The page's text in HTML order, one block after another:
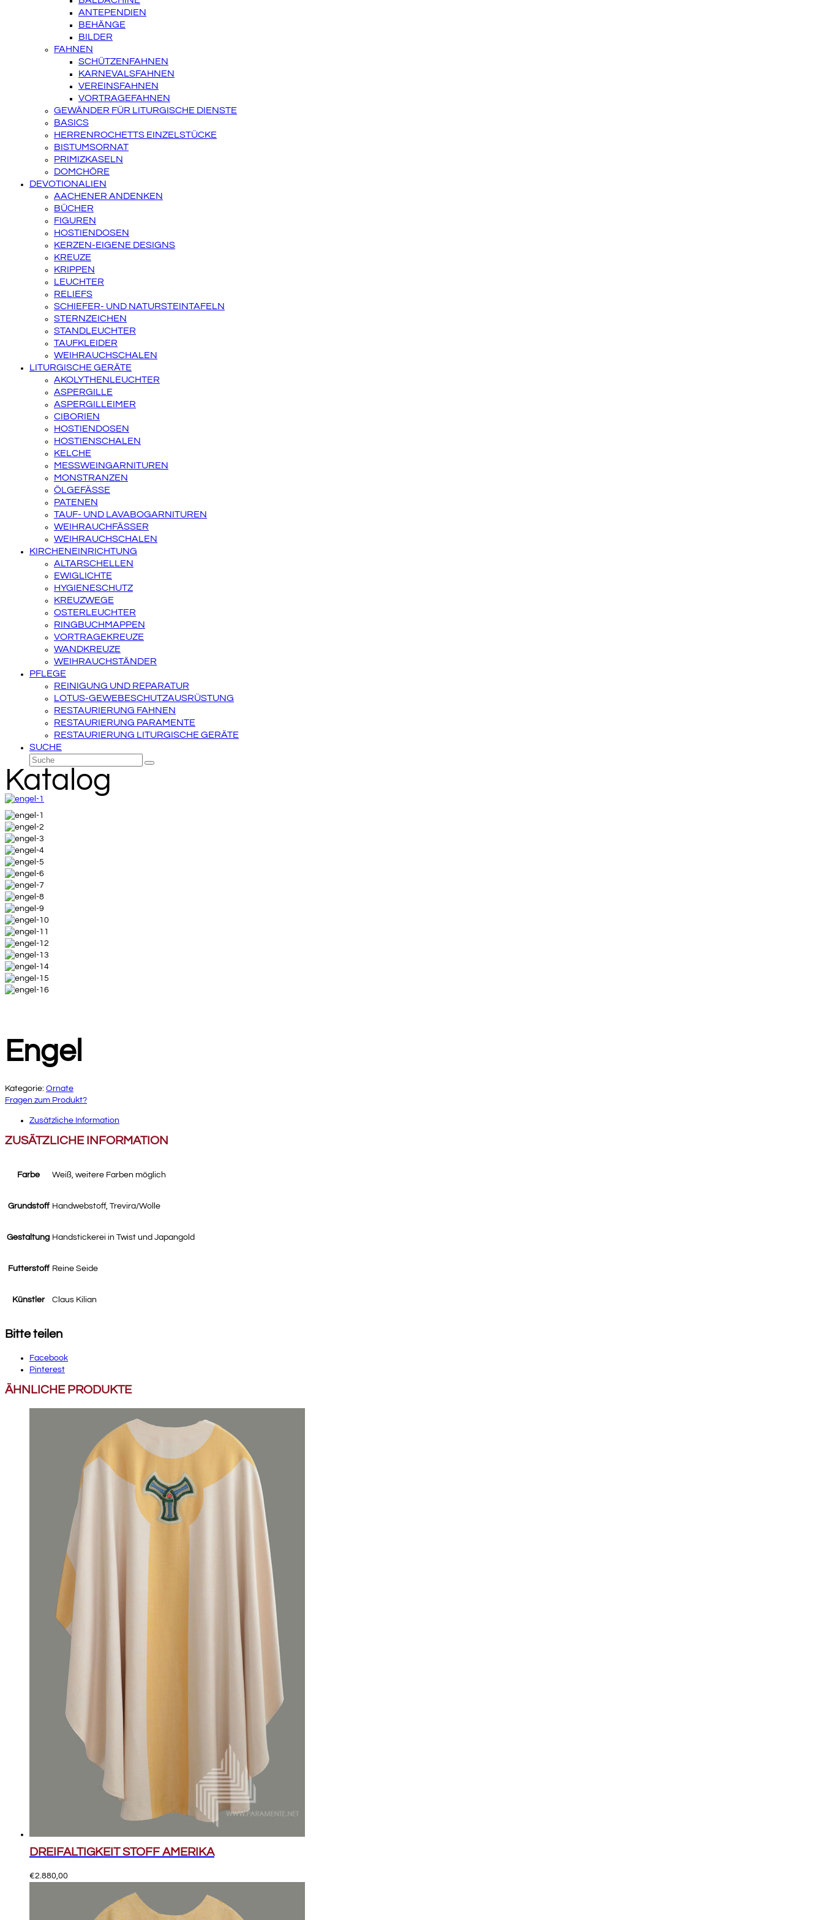
ANTEPENDIEN
BEHÄNGE
BILDER
FAHNEN
SCHÜTZENFAHNEN
KARNEVALSFAHNEN
VEREINSFAHNEN
VORTRAGEFAHNEN
GEWÄNDER FÜR LITURGISCHE DIENSTE
BASICS
HERRENROCHETTS EINZELSTÜCKE
BISTUMSORNAT
PRIMIZKASELN
DOMCHÖRE
DEVOTIONALIEN
AACHENER ANDENKEN
BÜCHER
FIGUREN
HOSTIENDOSEN
KERZEN-EIGENE DESIGNS
KREUZE
KRIPPEN
LEUCHTER
RELIEFS
SCHIEFER- UND NATURSTEINTAFELN
STERNZEICHEN
STANDLEUCHTER
TAUFKLEIDER
WEIHRAUCHSCHALEN
LITURGISCHE GERÄTE
AKOLYTHENLEUCHTER
ASPERGILLE
ASPERGILLEIMER
CIBORIEN
HOSTIENDOSEN
HOSTIENSCHALEN
KELCHE
MESSWEINGARNITUREN
MONSTRANZEN
ÖLGEFÄSSE
PATENEN
TAUF- UND LAVABOGARNITUREN
WEIHRAUCHFÄSSER
WEIHRAUCHSCHALEN
KIRCHENEINRICHTUNG
ALTARSCHELLEN
EWIGLICHTE
HYGIENESCHUTZ
KREUZWEGE
OSTERLEUCHTER
RINGBUCHMAPPEN
VORTRAGEKREUZE
WANDKREUZE
WEIHRAUCHSTÄNDER
PFLEGE
REINIGUNG UND REPARATUR
LOTUS-GEWEBESCHUTZAUSRÜSTUNG
RESTAURIERUNG FAHNEN
RESTAURIERUNG PARAMENTE
RESTAURIERUNG LITURGISCHE GERÄTE
SUCHE
Suche
Senden
Katalog
Engel
Kategorie: Ornate
Fragen zum Produkt?
Zusätzliche Information
ZUSÄTZLICHE INFORMATION
Farbe Weiß, weitere Farben möglich
Grundstoff Handwebstoff, Trevira/Wolle
Gestaltung Handstickerei in Twist und Japangold
Futterstoff Reine Seide
Künstler Claus Kilian
Bitte teilen
Facebook
Pinterest
ÄHNLICHE PRODUKTE
DREIFALTIGKEIT STOFF AMERIKA
€2.880,00